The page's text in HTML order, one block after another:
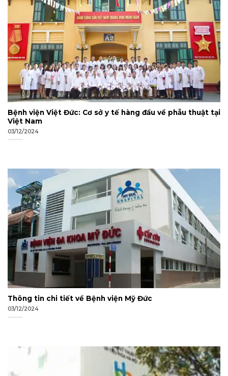
Bệnh viện Việt Đức: Cơ sở y tế hàng đầu về phẫu thuật tại
Việt Nam
03/12/2024
Thông tin chi tiết về Bệnh viện Mỹ Đức
03/12/2024